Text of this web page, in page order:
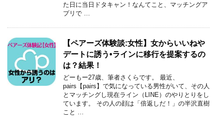
た日に当日ドタキャン！なんてこと、マッチングア
プリで …
【ペアーズ体験談:女性】女からいいねや
デートに誘う•ラインに移行を提案するの
は？結果！
どーもー27歳、筆者さくらです。 最近、
pairs【pairs】で気になっている男性がいて、その人
とマッチングし現在ライン（LINE）のやりとりをし
ています。 その人の顔は「倍返しだ！」の半沢直樹
こと …